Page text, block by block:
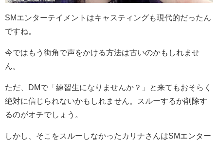
SMエンターテイメントはキャスティングも現代的だったん
ですね。
今ではもう街角で声をかける方法は古いのかもしれませ
ん。
ただ、DMで「練習生になりませんか？」と来てもおそらく
絶対に信じられないかもしれません。スルーするか削除す
るのがオチでしょう。
しかし、そこをスルーしなかったカリナさんはSMエンター